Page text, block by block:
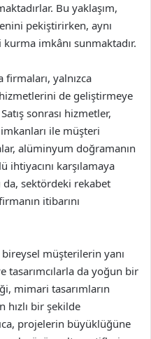
Bu yaklaşım,
pekiştirirken, aynı
imkânı sunmaktadır.
yalnızca
de geliştirmeye
sonrası hizmetler,
ile müşteri
alüminyum doğramanın
ihtiyacını karşılamaya
sektördeki rekabet
itibarını
müşterilerin yanı
tasarımcılarla da yoğun bir
mimari tasarımların
bir şekilde
projelerin büyüklüğüne